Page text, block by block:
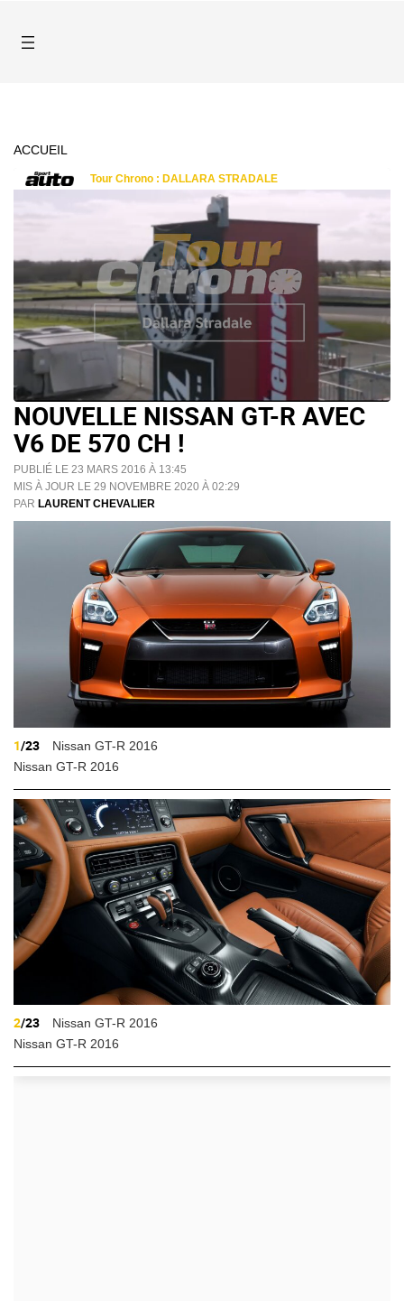
ACCUEIL
NOUVELLE NISSAN GT-R AVEC
V6 DE 570 CH !
PUBLIÉ LE 23 MARS 2016 À 13:45
MIS À JOUR LE 29 NOVEMBRE 2020 À 02:29
PAR LAURENT CHEVALIER
1/23
Nissan GT-R 2016
Nissan GT-R 2016
2/23
Nissan GT-R 2016
Nissan GT-R 2016